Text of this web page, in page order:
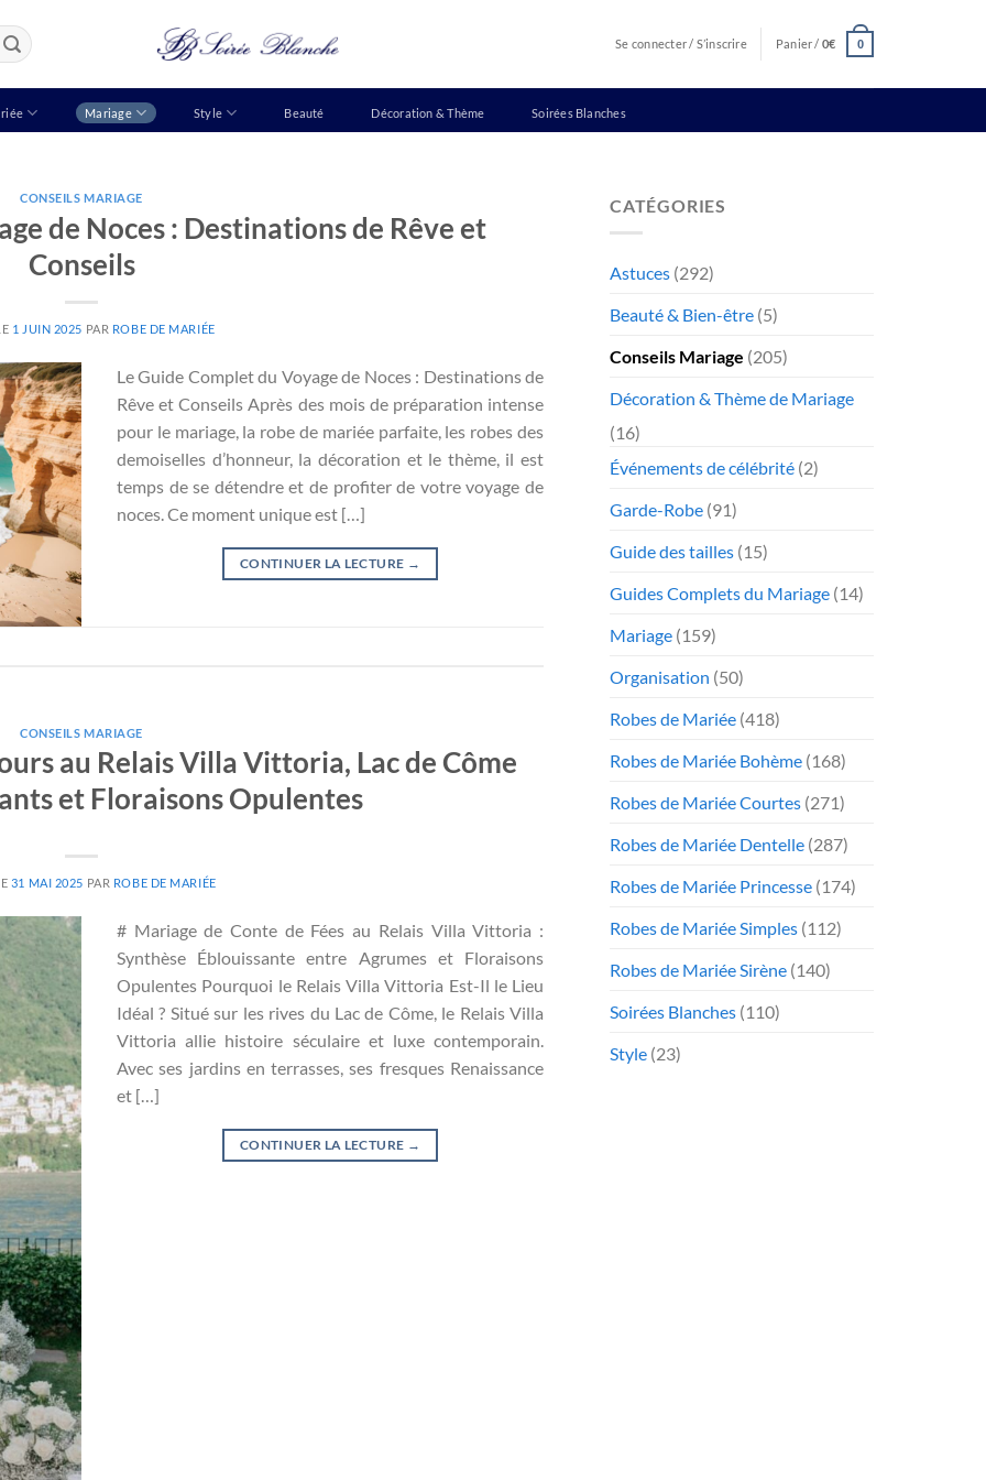
Se connecter / S’inscrire Panier / 0€ 0
Mariage Style Beauté Décoration & Thème Soirées Blanches
CONSEILS MARIAGE
de Noces : Destinations de Rêve et
Conseils
1 JUIN 2025 PAR ROBE DE MARIÉE
Le Guide Complet du Voyage de Noces : Destinations de
Rêve et Conseils Après des mois de préparation intense
pour le mariage, la robe de mariée parfaite, les robes des
demoiselles d’honneur, la décoration et le thème, il est
temps de se détendre et de profiter de votre voyage de
noces. Ce moment unique est […]
CONTINUER LA LECTURE →
CONSEILS MARIAGE
au Relais Villa Vittoria, Lac de Côme
et Floraisons Opulentes
31 MAI 2025 PAR ROBE DE MARIÉE
# Mariage de Conte de Fées au Relais Villa Vittoria :
Synthèse Éblouissante entre Agrumes et Floraisons
Opulentes Pourquoi le Relais Villa Vittoria Est-Il le Lieu
Idéal ? Situé sur les rives du Lac de Côme, le Relais Villa
Vittoria allie histoire séculaire et luxe contemporain.
Avec ses jardins en terrasses, ses fresques Renaissance
et […]
CONTINUER LA LECTURE →
CATÉGORIES
Astuces (292)
Beauté & Bien-être (5)
Conseils Mariage (205)
Décoration & Thème de Mariage
(16)
Événements de célébrité (2)
Garde-Robe (91)
Guide des tailles (15)
Guides Complets du Mariage (14)
Mariage (159)
Organisation (50)
Robes de Mariée (418)
Robes de Mariée Bohème (168)
Robes de Mariée Courtes (271)
Robes de Mariée Dentelle (287)
Robes de Mariée Princesse (174)
Robes de Mariée Simples (112)
Robes de Mariée Sirène (140)
Soirées Blanches (110)
Style (23)